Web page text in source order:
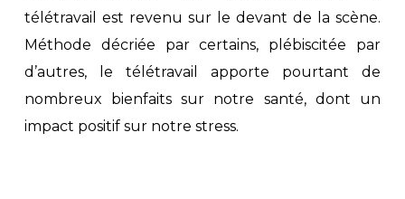
télétravail est revenu sur le devant de la scène.
Méthode décriée par certains, plébiscitée par
d’autres, le télétravail apporte pourtant de
nombreux bienfaits sur notre santé, dont un
impact positif sur notre stress.